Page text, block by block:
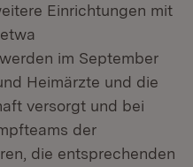
Einrichtungen mit
im September
Heimärzte und die
versorgt und bei
der
die entsprechenden